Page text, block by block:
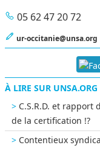
05 62 47 20 72
ur-occitanie@unsa.org
À LIRE SUR UNSA.ORG
C.S.R.D. et rapport
de la certification !?
Contentieux